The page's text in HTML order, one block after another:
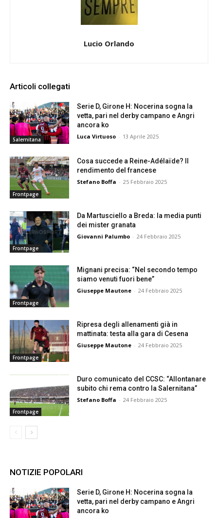
Lucio Orlando
Articoli collegati
Salernitana
Serie D, Girone H: Nocerina sogna la
vetta, pari nel derby campano e Angri
ancora ko
Luca Virtuoso - 13 Aprile 2025
Frontpage
Cosa succede a Reine-Adélaïde? Il
rendimento del francese
Stefano Boffa - 25 Febbraio 2025
Frontpage
Da Martusciello a Breda: la media punti
dei mister granata
Giovanni Palumbo - 24 Febbraio 2025
Frontpage
Mignani precisa: “Nel secondo tempo
siamo venuti fuori bene”
Giuseppe Mautone - 24 Febbraio 2025
Frontpage
Ripresa degli allenamenti già in
mattinata: testa alla gara di Cesena
Giuseppe Mautone - 24 Febbraio 2025
Frontpage
Duro comunicato del CCSC: “Allontanare
subito chi rema contro la Salernitana”
Stefano Boffa - 24 Febbraio 2025
NOTIZIE POPOLARI
Serie D, Girone H: Nocerina sogna la
vetta, pari nel derby campano e Angri
ancora ko